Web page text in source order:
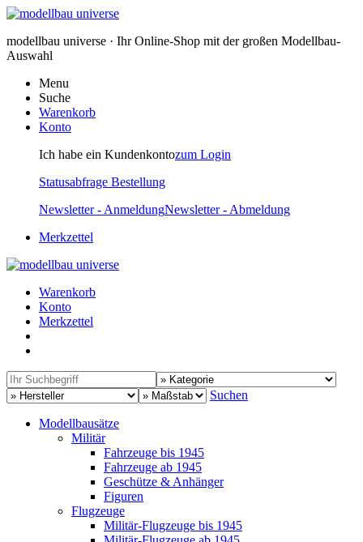
modellbau universe · Ihr Online-Shop mit der großen Modellbau-
Auswahl
Menu
Suche
Warenkorb
Konto
Ich habe ein Kundenkontozum Login
Statusabfrage Bestellung
Newsletter - AnmeldungNewsletter - Abmeldung
Merkzettel
Warenkorb
Konto
Merkzettel
Suchen
Modellbausätze
Militär
Fahrzeuge bis 1945
Fahrzeuge ab 1945
Geschütze & Anhänger
Figuren
Flugzeuge
Militär-Flugzeuge bis 1945